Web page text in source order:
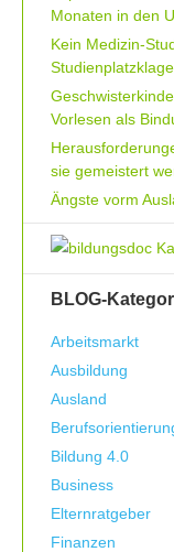
Monaten in den
Kein Medizin-
Vorlesen als
sie gemeistert
Ängste vorm
BLOG-
Arbeitsmarkt
Ausbildung
Ausland
Bildung 4.0
Business
Elternratgeber
Finanzen